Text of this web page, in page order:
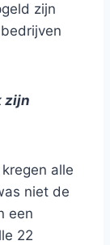
zijn
zijn
alle
niet de
een
22